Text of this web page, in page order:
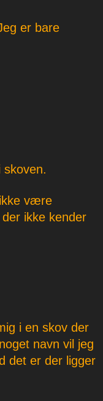
er bare
skoven.
være
ikke kender
i en skov der
navn vil jeg
det er der ligger